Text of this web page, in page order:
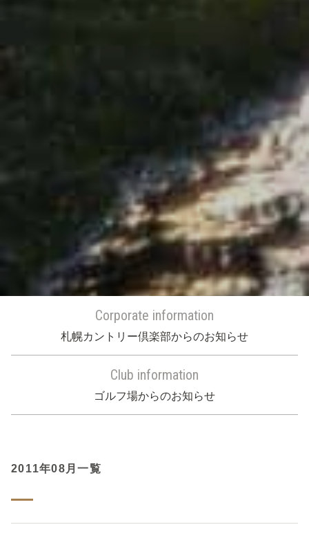
Corporate information
札幌カントリー倶楽部からのお知らせ
Club information
ゴルフ場からのお知らせ
2011年08月一覧